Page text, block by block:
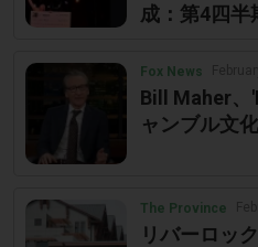
成：第4四半
Fox News
Bill Maher、
ャンブル文
The Province
リバーロッ